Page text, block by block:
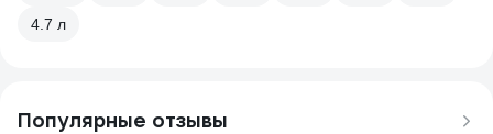
4.7 л
Популярные отзывы